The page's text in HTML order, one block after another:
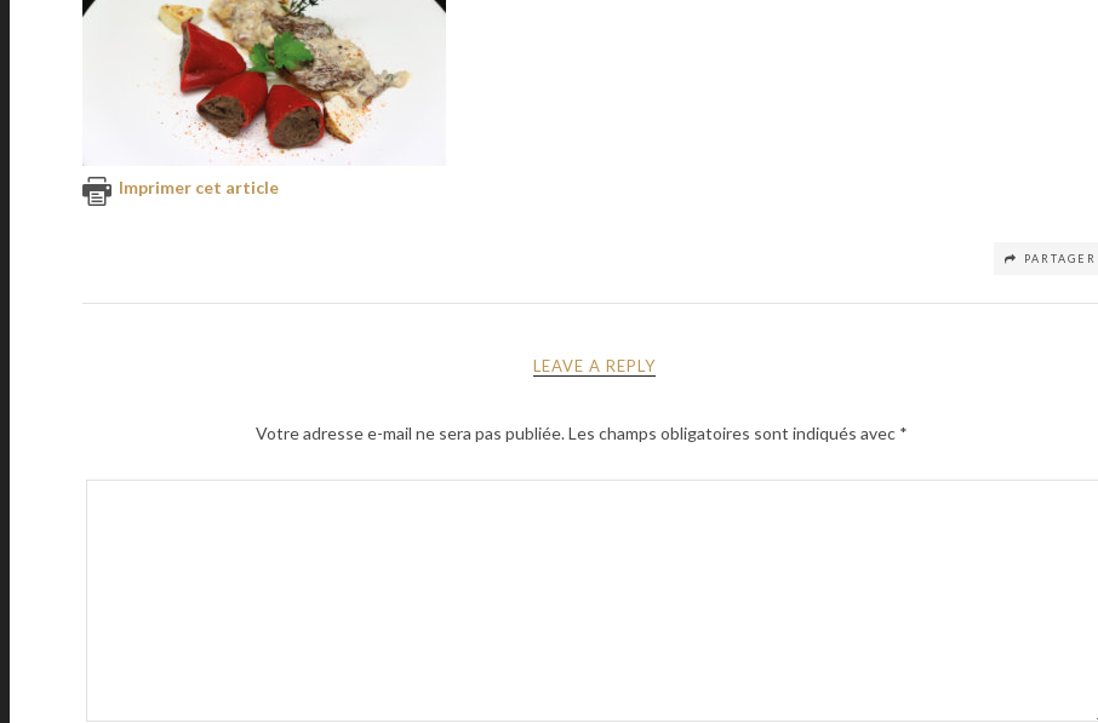
Imprimer cet article
PARTAGER
LEAVE A REPLY
Votre adresse e-mail ne sera pas publiée.Les champs obligatoires sont indiqués avec *